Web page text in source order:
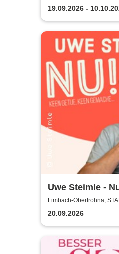
OBERFROHNA
19.09.2026 -
Uwe Steimle -
Limbach-Oberfrohna,
OBERFROHNA
20.09.2026